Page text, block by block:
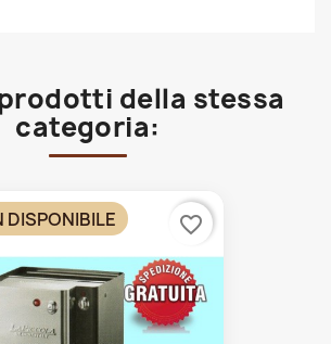
della stessa
categoria:
DISPONIBILE favorite_border